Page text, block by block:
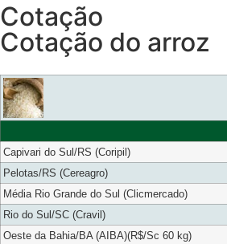
Cotação
Cotação do arroz
Capivari do Sul/RS (Coripil)
Pelotas/RS (Cereagro)
Média Rio Grande do Sul (Clicmercado)
Rio do Sul/SC (Cravil)
Oeste da Bahia/BA (AIBA)(R$/Sc 60 kg)